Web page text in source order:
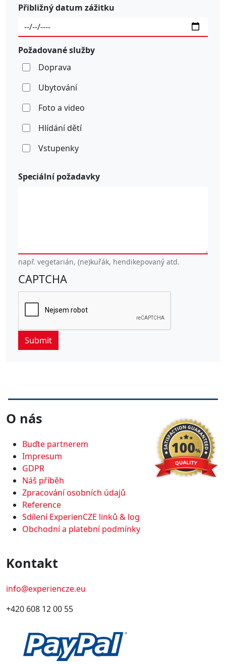
Přibližný datum zážitku
Požadované služby
Doprava
Ubytování
Foto a video
Hlídání dětí
Vstupenky
Speciální požadavky
např. vegetarián, (ne)kuřák, hendikepovaný atd.
CAPTCHA
O nás
Buďte partnerem
Impresum
GDPR
Náš příběh
Zpracování osobních údajů
Reference
Sdílení ExperienCZE linků & log
Obchodní a platební podmínky
Kontakt
info@experiencze.eu
+420 608 12 00 55